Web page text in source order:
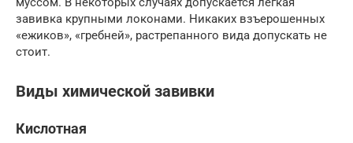
завивка крупными локонами. Никаких взъерошенных
«ежиков», «гребней», растрепанного вида допускать не
стоит.
Виды химической завивки
Кислотная